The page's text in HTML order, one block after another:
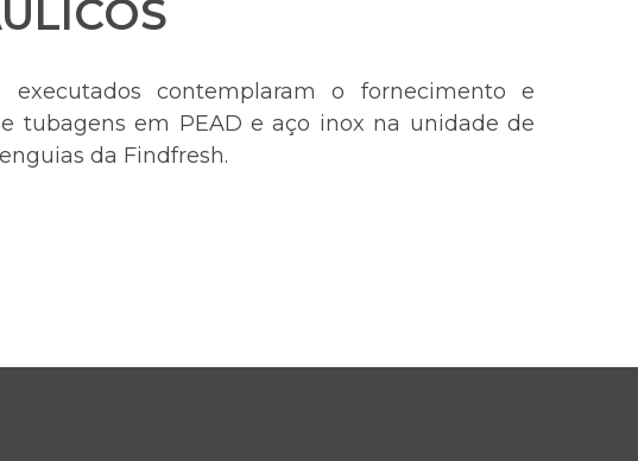
executados contemplaram o fornecimento e
tubagens em PEAD e aço inox na unidade de
da Findfresh.